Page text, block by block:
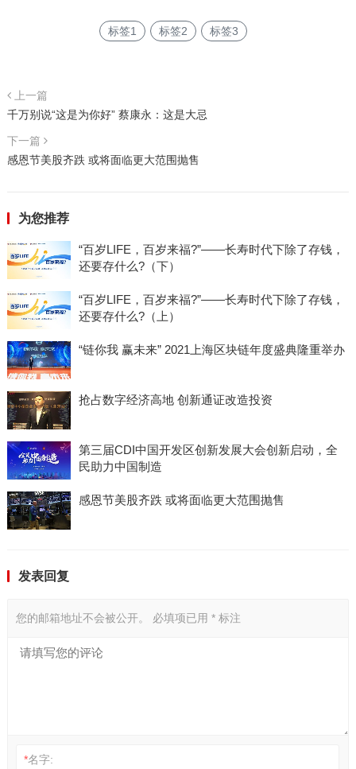
标签1 标签2 标签3
上一篇
千万别说“这是为你好” 蔡康永：这是大忌
下一篇
感恩节美股齐跌 或将面临更大范围抛售
为您推荐
“百岁LIFE，百岁来福?”——长寿时代下除了存钱，
还要存什么?（下）
“百岁LIFE，百岁来福?”——长寿时代下除了存钱，
还要存什么?（上）
“链你我 赢未来” 2021上海区块链年度盛典隆重举办
抢占数字经济高地 创新通证改造投资
第三届CDI中国开发区创新发展大会创新启动，全
民助力中国制造
感恩节美股齐跌 或将面临更大范围抛售
发表回复
您的邮箱地址不会被公开。 必填项已用 *标注
*名字: